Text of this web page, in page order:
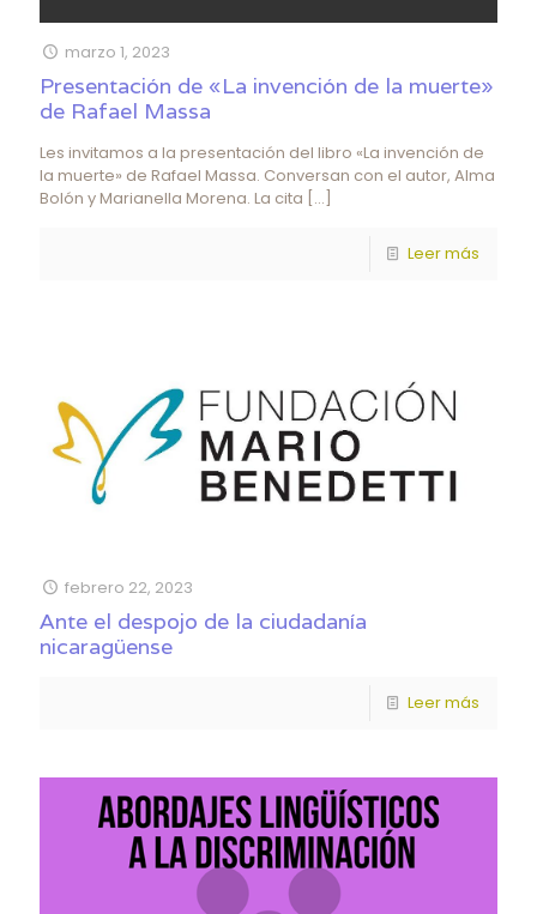
marzo 1, 2023
Presentación de «La invención de la muerte»
de Rafael Massa
Les invitamos a la presentación del libro «La invención de
la muerte» de Rafael Massa. Conversan con el autor, Alma
Bolón y Marianella Morena. La cita […]
Leer más
febrero 22, 2023
Ante el despojo de la ciudadanía
nicaragüense
Leer más